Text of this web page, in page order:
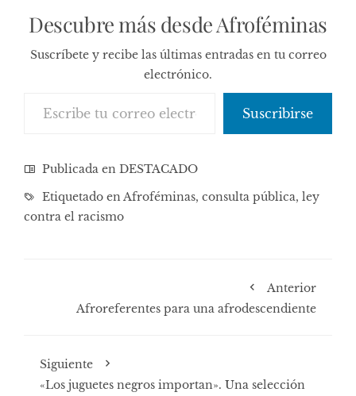
Descubre más desde Afroféminas
Suscríbete y recibe las últimas entradas en tu correo
electrónico.
Suscribirse
Publicada en DESTACADO
Etiquetado enAfroféminas, consulta pública, ley
contra el racismo
Anterior
Afroreferentes para una afrodescendiente
Siguiente
«Los juguetes negros importan». Una selección